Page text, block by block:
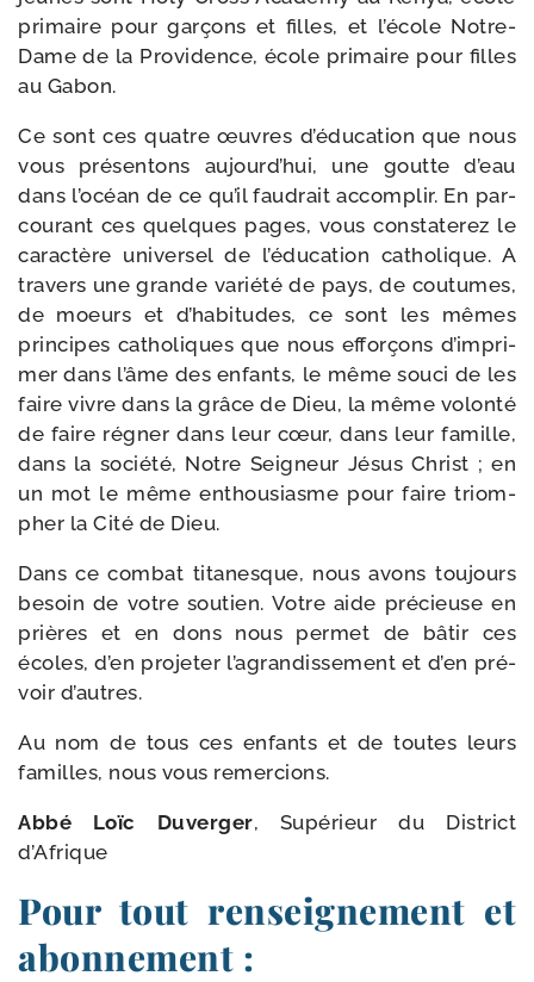
pri­maire pour gar­çons et filles, et l’é­cole Notre-​
Dame de la Providence, école pri­maire pour filles
au Gabon.
Ce sont ces quatre œuvres d’é­du­ca­tion que nous
vous pré­sen­tons aujourd’­hui, une goutte d’eau
dans l’o­céan de ce qu’il fau­drait accom­plir. En par­
cou­rant ces quelques pages, vous consta­te­rez le
carac­tère uni­ver­sel de l’é­du­ca­tion catho­lique. A
tra­vers une grande varié­té de pays, de cou­tumes,
de moeurs et d’ha­bi­tudes, ce sont les mêmes
prin­cipes catho­liques que nous effor­çons d’im­pri­
mer dans l’âme des enfants, le même sou­ci de les
faire vivre dans la grâce de Dieu, la même volon­té
de faire régner dans leur cœur, dans leur famille,
dans la socié­té, Notre Seigneur Jésus Christ ; en
un mot le même enthou­siasme pour faire triom­
pher la Cité de Dieu.
Dans ce com­bat tita­nesque, nous avons tou­jours
besoin de votre sou­tien. Votre aide pré­cieuse en
prières et en dons nous per­met de bâtir ces
écoles, d’en pro­je­ter l’a­gran­dis­se­ment et d’en pré­
voir d’autres.
Au nom de tous ces enfants et de toutes leurs
familles, nous vous remercions.
Abbé Loïc Duverger, Supérieur du District
d’Afrique
Pour tout renseignement et
abonnement :